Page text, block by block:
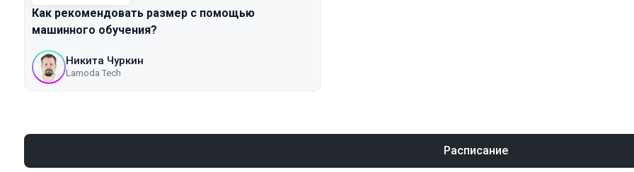
Как рекомендовать размер с помощью
машинного обучения?
Никита Чуркин
Lamoda Tech
Расписание